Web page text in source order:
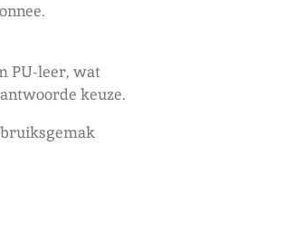
PU-leer, wat
keuze.